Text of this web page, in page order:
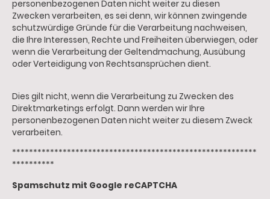
personenbezogenen Daten nicht weiter zu diesen
Zwecken verarbeiten, es sei denn, wir können zwingende
schutzwürdige Gründe für die Verarbeitung nachweisen,
die Ihre Interessen, Rechte und Freiheiten überwiegen, oder
wenn die Verarbeitung der Geltendmachung, Ausübung
oder Verteidigung von Rechtsansprüchen dient.
Dies gilt nicht, wenn die Verarbeitung zu Zwecken des
Direktmarketings erfolgt. Dann werden wir Ihre
personenbezogenen Daten nicht weiter zu diesem Zweck
verarbeiten.
**********************************************************
**********
Spamschutz mit Google reCAPTCHA